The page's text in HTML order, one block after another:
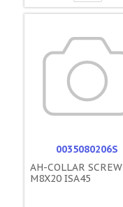
0035080206S
AH-COLLAR SCREW
M8X20 ISA45